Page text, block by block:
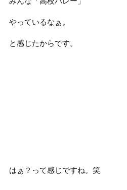
やっているなぁ。
と感じたからです。
はぁ？って感じですね。笑